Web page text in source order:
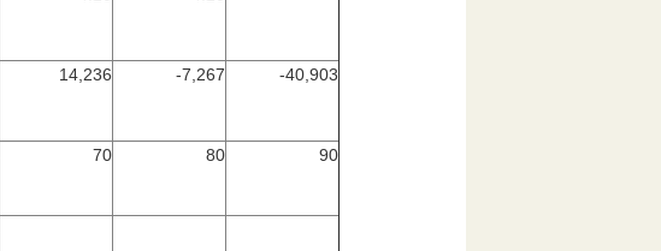
14,236 -7,267 -40,903
70 80 90